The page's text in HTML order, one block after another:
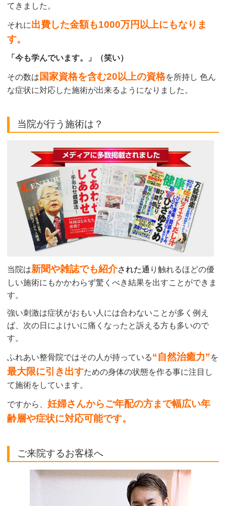
てきました。
それに出費した金額も1000万円以上にもなりま
す。
「今も学んでいます。」（笑い）
その数は 国家資格を含む20以上の資格を所持し 色ん
な症状に対応した施術が出来るようになりました。
当院が行う施術は？
当院は新聞や雑誌でも紹介された通 り触れるほどの優
しい施術にもかかわらず驚くべき結果を出すことができま
す。
強い刺激は症状がおもい人には合わないことが多く例え
ば、次の日によけいに痛くなったと訴える方も多いので
す。
ふれあい整骨院ではその人が持っている“自然治癒力”を
最大限に引き出すための身体の状態を作る事に注目し
て施術をしています。
ですから、妊婦さんからご年配の方まで幅広い年
齢層や症状に対応可能です。
ご来院するお客様へ